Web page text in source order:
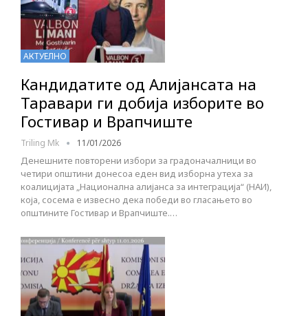
АКТУЕЛНО
Кандидатите од Алијансата на
Таравари ги добија изборите во
Гостивар и Врапчиште
Triling Mk 11/01/2026
Денешните повторени избори за градоначалници во
четири општини донесоа еден вид изборна утеха за
коалицијата „Национална алијанса за интеграција“ (НАИ),
која, сосема е извесно дека победи во гласањето во
општините Гостивар и Врапчиште.…